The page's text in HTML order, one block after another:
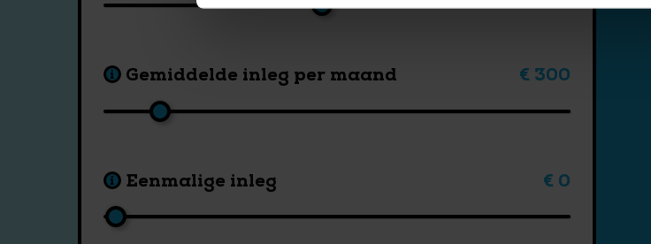
Gemiddelde inleg per maand € 300
Eenmalige inleg € 0